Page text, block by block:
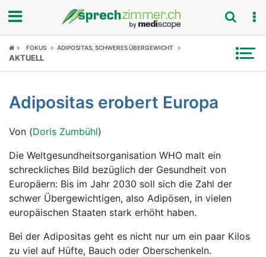
Fokus
Symptome
Untersuchungen
News
Ratgeber
Rubriken
FOKUS ADIPOSITAS, SCHWERES ÜBERGEWICHT
AKTUELL
Adipositas erobert Europa
Von (Doris Zumbühl)
Die Weltgesundheitsorganisation WHO malt ein
schreckliches Bild bezüglich der Gesundheit von
Europäern: Bis im Jahr 2030 soll sich die Zahl der
schwer Übergewichtigen, also Adipösen, in vielen
europäischen Staaten stark erhöht haben.
Bei der Adipositas geht es nicht nur um ein paar Kilos
zu viel auf Hüfte, Bauch oder Oberschenkeln.